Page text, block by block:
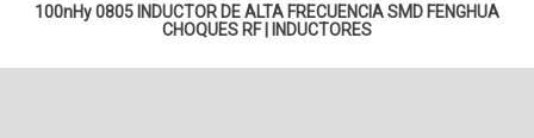
100nHy 0805 INDUCTOR DE ALTA FRECUENCIA SMD FENGHUA
CHOQUES RF| INDUCTORES